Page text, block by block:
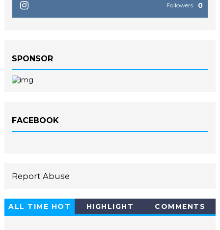
0
Followers
SPONSOR
FACEBOOK
Report Abuse
ALL TIME HOT
HIGHLIGHT COMMENTS